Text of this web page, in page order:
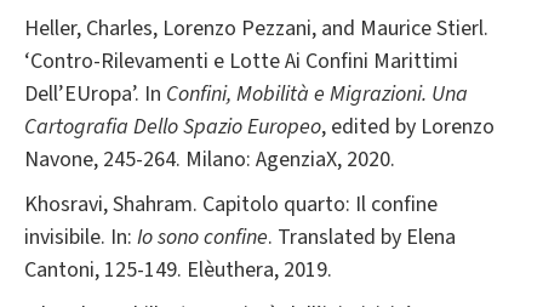
Heller, Charles, Lorenzo Pezzani, and Maurice Stierl.
‘Contro-Rilevamenti e Lotte Ai Confini Marittimi
Dell’EUropa’. In Confini, Mobilità e Migrazioni. Una
Cartografia Dello Spazio Europeo, edited by Lorenzo
Navone, 245-264. Milano: AgenziaX, 2020.
Khosravi, Shahram. Capitolo quarto: Il confine
invisibile. In: Io sono confine. Translated by Elena
Cantoni, 125-149. Elèuthera, 2019.